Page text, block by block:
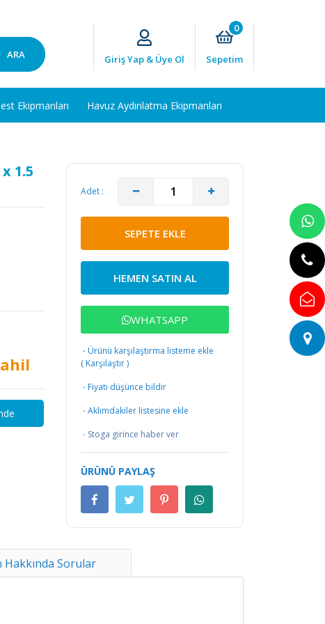
ARA Giriş Yap & Üye Ol
0
Sepetim
Ekipmanları Havuz Aydınlatma Ekipmanları
1.5
Adet :
SEPETE EKLE
HEMEN SATIN AL
WHATSAPP
· Ürünü karşılaştırma listeme ekle
( Karşılaştır)
· Fiyatı düşünce bildir
· Aklımdakiler listesine ekle
· Stoga girince haber ver
ÜRÜNÜ PAYLAŞ
Hakkında Sorular